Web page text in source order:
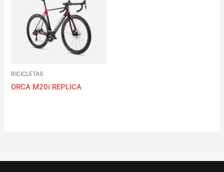
BICICLETAS
ORCA M20i REPLICA